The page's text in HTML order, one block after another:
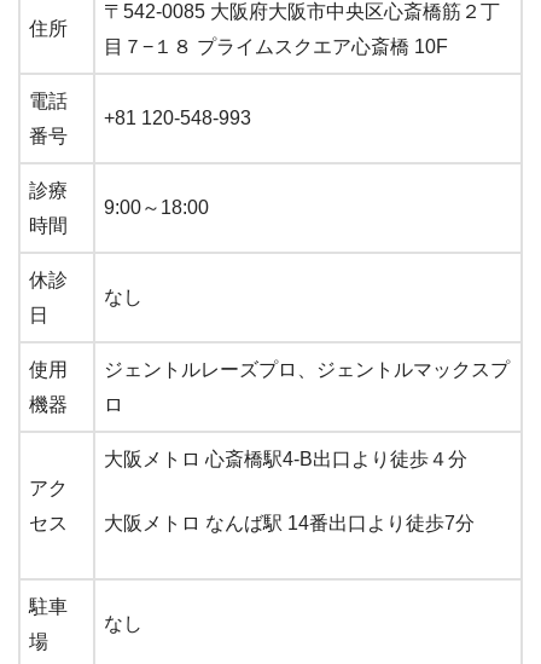
住所
〒542-0085 大阪府大阪市中央区心斎橋筋２丁
目７−１８ プライムスクエア心斎橋 10F
電話
番号
+81 120-548-993
診療
時間
9:00～18:00
休診
日
なし
使用
機器
ジェントルレーズプロ、ジェントルマックスプ
ロ
アク
セス
大阪メトロ 心斎橋駅4-B出口より徒歩４分
大阪メトロ なんば駅 14番出口より徒歩7分
駐車
場
なし